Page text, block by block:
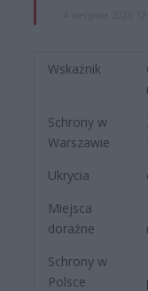
Wskaźnik
Schrony w
Warszawie
Ukrycia
Miejsca
doraźne
Schrony w
Polsce